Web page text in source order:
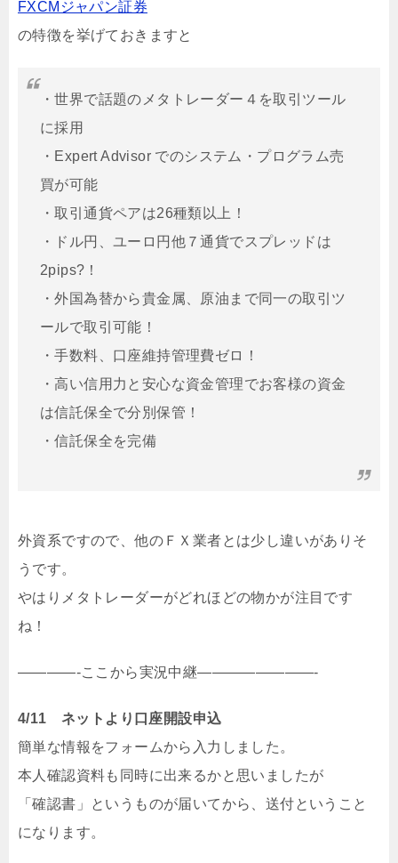
FXCMジャパン証券
の特徴を挙げておきますと
・世界で話題のメタトレーダー４を取引ツール
に採用
・Expert Advisor でのシステム・プログラム売
買が可能
・取引通貨ペアは26種類以上！
・ドル円、ユーロ円他７通貨でスプレッドは
2pips?！
・外国為替から貴金属、原油まで同一の取引ツ
ールで取引可能！
・手数料、口座維持管理費ゼロ！
・高い信用力と安心な資金管理でお客様の資金
は信託保全で分別保管！
・信託保全を完備
外資系ですので、他のＦＸ業者とは少し違いがありそ
うです。
やはりメタトレーダーがどれほどの物かが注目です
ね！
————-ここから実況中継————————-
4/11 ネットより口座開設申込
簡単な情報をフォームから入力しました。
本人確認資料も同時に出来るかと思いましたが
「確認書」というものが届いてから、送付ということ
になります。